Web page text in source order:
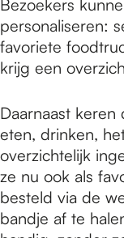
Bezoekers
personaliseren:
favoriete
krijg een
Daarnaast
eten, drinken,
overzichtelijk
ze nu ook als
besteld via de
bandje af te